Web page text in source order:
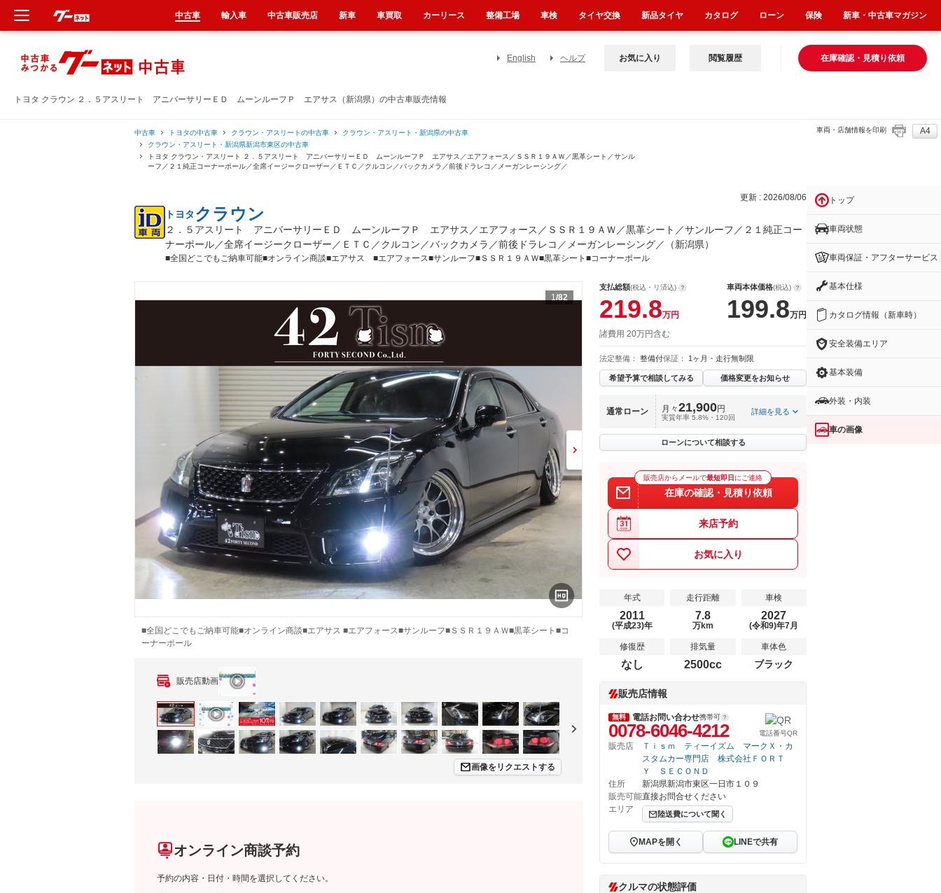
トヨタ クラウン ２．５アスリート アニバーサリーＥＤ ムーンルーフＰ エアサス（新潟県）の中古車販売情報
English ヘルプ 在庫確認・見積り依頼
お気に入り 閲覧履歴
中古車 トヨタの中古車 クラウン・アスリートの中古車
クラウン・アスリート・新潟県の中古車
クラウン・アスリート・新潟県新潟市東区の中古車
トヨタ クラウン・アスリート ２．５アスリート アニバーサリーＥＤ ムーンルーフＰ エアサス／エアフォース／ＳＳＲ１９ＡＷ／黒革シート／サンル
ーフ／２１純正コーナーポール／全席イージークローザー／ＥＴＣ／クルコン／バックカメラ／前後ドラレコ／メーガンレーシング／
車両・店舗情報を印刷 A4
更新 : 2026/08/06
トヨタ クラウン
２．５アスリート アニバーサリーＥＤ ムーンルーフＰ エアサス／エアフォース／ＳＳＲ１９ＡＷ／黒革シート／サンルーフ／２１純正コー
ナーポール／全席イージークローザー／ＥＴＣ／クルコン／バックカメラ／前後ドラレコ／メーガンレーシング／（新潟県）
■全国どこでもご納車可能■オンライン商談■エアサス ■エアフォース■サンルーフ■ＳＳＲ１９ＡＷ■黒革シート■コーナーポール
1/82
■全国どこでもご納車可能■オンライン商談■エアサス ■エアフォース■サンルーフ■ＳＳＲ１９ＡＷ■黒革シート■コ
ーナーポール
販売店動画
画像をリクエストする
オンライン商談予約
予約の内容・日付・時間を選択してください。
支払総額(税込・リ済込)
219.8万円
車両本体価格(税込)
199.8万円
諸費用 20万円含む
法定整備： 整備付保証： 1ヶ月・走行無制限
希望予算で相談してみる 価格変更をお知らせ
通常ローン 月々21,900円
実質年率 5.8%・120回
詳細を見る
ローンについて相談する
販売店からメールで最短即日 にご連絡
在庫の確認・見積り依頼
来店予約
お気に入り
年式
2011
(平成23)年
走行距離
7.8
万km
車検
2027
(令和9)年7月
修復歴
なし
排気量
2500cc
車体色
ブラック
販売店情報
無料 電話お問い合わせ携帯可
0078-6046-4212 電話番号QR
販売店
Ｔｉｓｍ ティーイズム マークＸ・カ
スタムカー専門店 株式会社ＦＯＲＴ
Ｙ ＳＥＣＯＮＤ
住所
新潟県新潟市東区一日市１０９
販売可能
エリア
直接お問合せください
陸送費について聞く
MAPを開く LINEで共有
クルマの状態評価
トップ
車両状態
車両保証・アフターサービス
基本仕様
カタログ情報（新車時）
安全装備エリア
基本装備
外装・内装
車の画像
中古車 輸入車 中古車販売店 新車 車買取 カーリース 整備工場 車検 タイヤ交換 新品タイヤ カタログ ローン 保険 新車・中古車マガジン
新車
中古車